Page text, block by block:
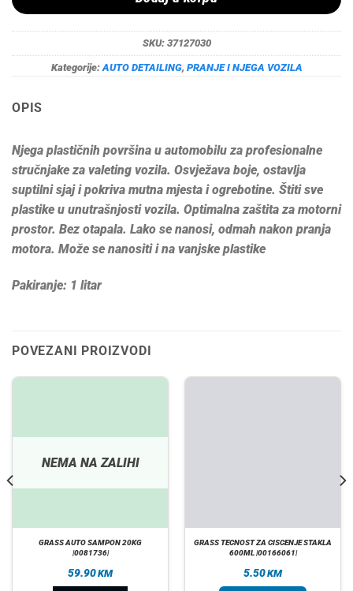
SKU: 37127030
Kategorije: AUTO DETAILING, PRANJE I NJEGA VOZILA
OPIS
Njega plastičnih površina u automobilu za profesionalne
stručnjake za valeting vozila. Osvježava boje, ostavlja
suptilni sjaj i pokriva mutna mjesta i ogrebotine. Štiti sve
plastike u unutrašnjosti vozila. Optimalna zaštita za motorni
prostor. Bez otapala. Lako se nanosi, odmah nakon pranja
motora. Može se nanositi i na vanjske plastike
Pakiranje: 1 litar
POVEZANI PROIZVODI
NEMA NA ZALIHI
GRASS AUTO SAMPON 20KG
|0081736|
59.90KM
GRASS TECNOST ZA CISCENJE STAKLA
600ML |00166061|
5.50KM